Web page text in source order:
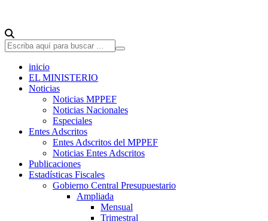
inicio
EL MINISTERIO
Noticias
Noticias MPPEF
Noticias Nacionales
Especiales
Entes Adscritos
Entes Adscritos del MPPEF
Noticias Entes Adscritos
Publicaciones
Estadísticas Fiscales
Gobierno Central Presupuestario
Ampliada
Mensual
Trimestral